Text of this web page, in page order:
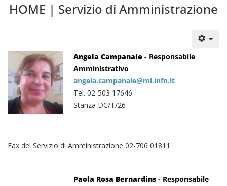
HOME | Servizio di Amministrazione
Angela Campanale - Responsabile
Amministrativo
angela.campanale@mi.infn.it
Tel. 02-503 17646
Stanza DC/T/26
Fax del Servizio di Amministrazione 02-706 01811
Paola Rosa Bernardins - Responsabile